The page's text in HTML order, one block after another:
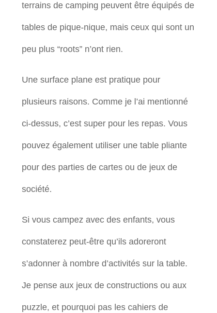
terrains de camping peuvent être équipés de
tables de pique-nique, mais ceux qui sont un
peu plus “roots” n’ont rien.
Une surface plane est pratique pour
plusieurs raisons. Comme je l’ai mentionné
ci-dessus, c’est super pour les repas. Vous
pouvez également utiliser une table pliante
pour des parties de cartes ou de jeux de
société.
Si vous campez avec des enfants, vous
constaterez peut-être qu’ils adoreront
s’adonner à nombre d’activités sur la table.
Je pense aux jeux de constructions ou aux
puzzle, et pourquoi pas les cahiers de